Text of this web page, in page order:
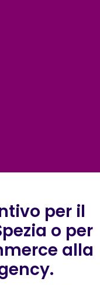
per il
o per
alla